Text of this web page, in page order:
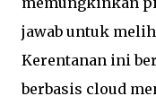
jawab untuk
Kerentanan ini
berbasis cloud